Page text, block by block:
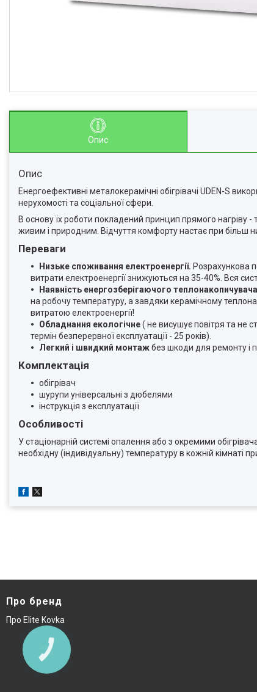
Опис
Опис
Енергоефективні металокерамічні обігрівачі UDEN-S
нерухомості та соціальної сфери.
В основу їх роботи покладений принцип прямого нагріву -
живим і природним. Відчуття комфорту настає при більш
Переваги
Низьке споживання електроенергії. Розрахункова
витрати електроенергії знижуються на 35-40%. Вся
Наявність енергозберігаючого
на робочу температуру, а завдяки керамічному
витратою електроенергії!
Обладнання екологічне( не висушує повітря та не
термін безперервної експлуатації - 25 років).
Легкий і швидкий монтажбез шкоди для ремонту і
Комплектація
обігрівач
шурупи універсальні з дюбелями
інструкція з експлуатації
Особливості
У стаціонарній системі опалення або з окремими
необхідну (індивідуальну) температуру в кожній кімнаті
Про бренд
Про Elite Kovka
КНОПКА
ЗВ'ЯЗКУ